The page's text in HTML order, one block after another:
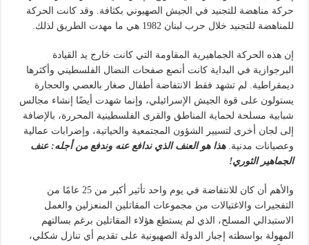
حركة مناهضة للتجنيد في الجيش الصهيوني بكثافة. وقد كانت الحركة
للمناهضة للتجنيد خلال حرب لبنان 1982 هي ما مهدت الطريق لذلك.
إن هذه الحركة الجماهيرية المقاومة التي كانت خارج يد القيادة
البرجوازية في البداية كانت أنصع صفحات النضال الفلسطيني وأكثرها
ديمقراطية. لم تشهد فقط الانتفاضة أطفال صغار بالعصي والحجارة
يستولون على قوة الجيش الإسرائيلي، وإنما شهدت أيضًا إنشاء مجالس
شبابية مسلحة لحماية المناطق والقرى الفلسطينية المحررة، بالإضافة
إلى لجان أخرى لتسيير الشؤون المجتمعية والحياتية، وإضرابات عمالية
وعصيانات مدنية.هذا هو العنف الذي ندافع عنه وندفع من أجله: عنف
الجماهير الثوري!
والأهم أن كان للانتفاضة في يوم واحد تأثير أكبر من 25 عامًا من
التفجيرات والاغتيالات من مجموعات المقاتلين المنعزلين والعمل
الاستبدالي المسلح، الذي لم يستطع هؤلاء المقاتلين برغم بسالتهم
المهولة بواسطته إجبار الدولة الصهيونية على تقديم أي تنازل شكلي،